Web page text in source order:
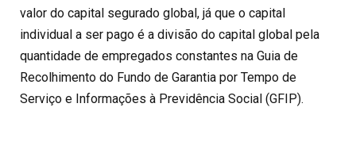
valor do capital segurado global, já que o capital
individual a ser pago é a divisão do capital global pela
quantidade de empregados constantes na Guia de
Recolhimento do Fundo de Garantia por Tempo de
Serviço e Informações à Previdência Social (GFIP).